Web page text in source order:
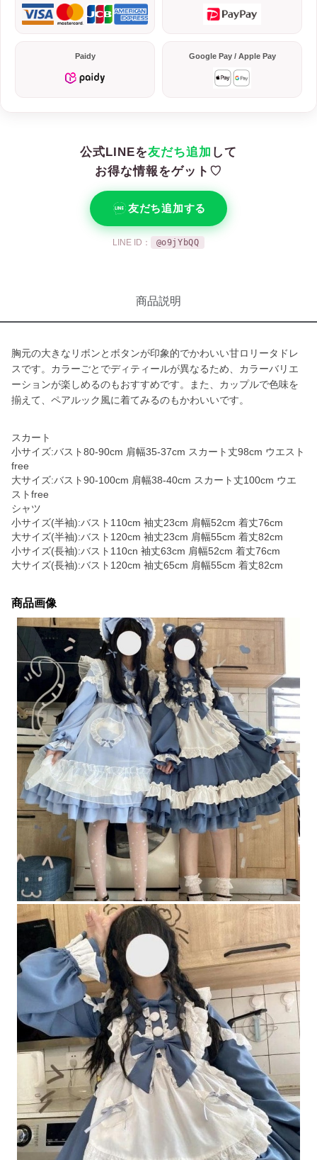
Paidy Google Pay / Apple Pay
公式LINEを友だち追加 して
お得な情報をゲット♡
友だち追加する
LINE ID： @o9jYbQQ
商品説明
胸元の大きなリボンとボタンが印象的でかわいい甘ロリータドレ
スです。カラーごとでディティールが異なるため、カラーバリエ
ーションが楽しめるのもおすすめです。また、カップルで色味を
揃えて、ペアルック風に着てみるのもかわいいです。
スカート
小サイズ:バスト80-90cm 肩幅35-37cm スカート丈98cm ウエスト
free
大サイズ:バスト90-100cm 肩幅38-40cm スカート丈100cm ウエ
ストfree
シャツ
小サイズ(半袖):バスト110cm 袖丈23cm 肩幅52cm 着丈76cm
大サイズ(半袖):バスト120cm 袖丈23cm 肩幅55cm 着丈82cm
小サイズ(長袖):バスト110cn 袖丈63cm 肩幅52cm 着丈76cm
大サイズ(長袖):バスト120cm 袖丈65cm 肩幅55cm 着丈82cm
商品画像